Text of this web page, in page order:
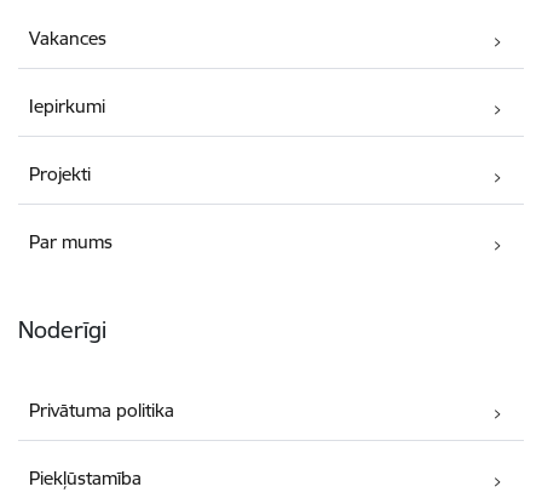
Vakances
Iepirkumi
Projekti
Par mums
Noderīgi
Privātuma politika
Piekļūstamība